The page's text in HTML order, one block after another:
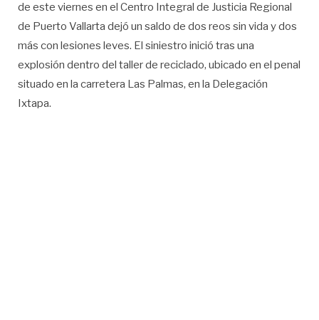
de este viernes en el Centro Integral de Justicia Regional
de Puerto Vallarta dejó un saldo de dos reos sin vida y dos
más con lesiones leves. El siniestro inició tras una
explosión dentro del taller de reciclado, ubicado en el penal
situado en la carretera Las Palmas, en la Delegación
Ixtapa.